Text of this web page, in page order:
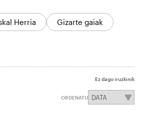
Herria
Gizarte gaiak
Ez dago iruzkinik
ORDENATU